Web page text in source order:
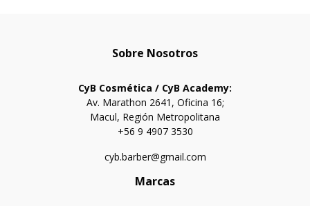
Sobre Nosotros
CyB Cosmética / CyB Academy:
Av. Marathon 2641, Oficina 16;
Macul, Región Metropolitana
+56 9 4907 3530
cyb.barber@gmail.com
Marcas